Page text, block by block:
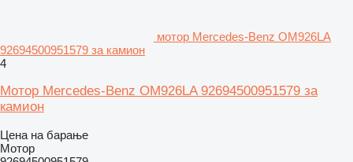
мотор Mercedes-Benz OM926LA
92694500951579 за камион
4
Мотор Mercedes-Benz OM926LA 92694500951579 за
камион
Цена на барање
Мотор